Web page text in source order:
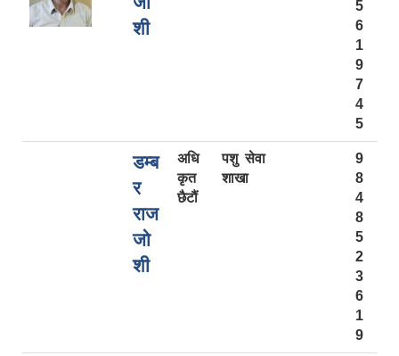
शी
5
6
1
9
7
4
5
डम्ब
र
राज
जो
शी
अधि
कृत
छैटौं
पशु सेवा
शाखा
9
8
4
8
5
2
3
6
1
9